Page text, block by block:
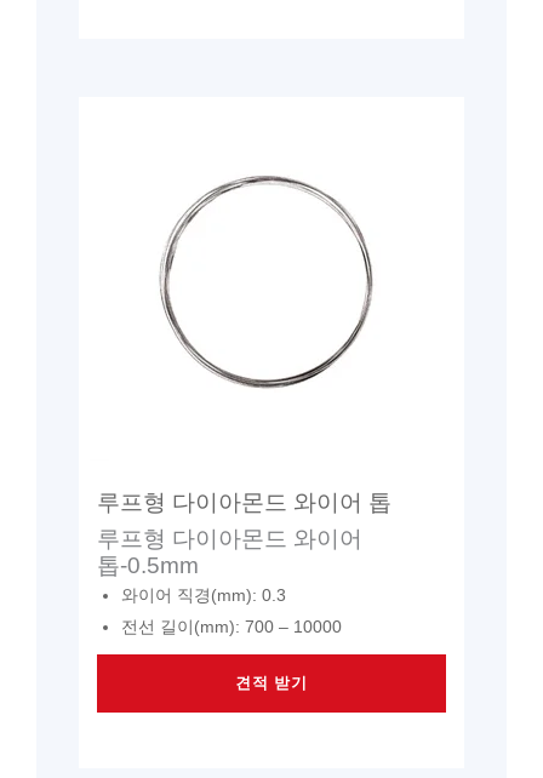
루프형 다이아몬드 와이어 톱
루프형 다이아몬드 와이어
톱-0.5mm
와이어 직경(mm): 0.3
전선 길이(mm): 700 – 10000
견적 받기